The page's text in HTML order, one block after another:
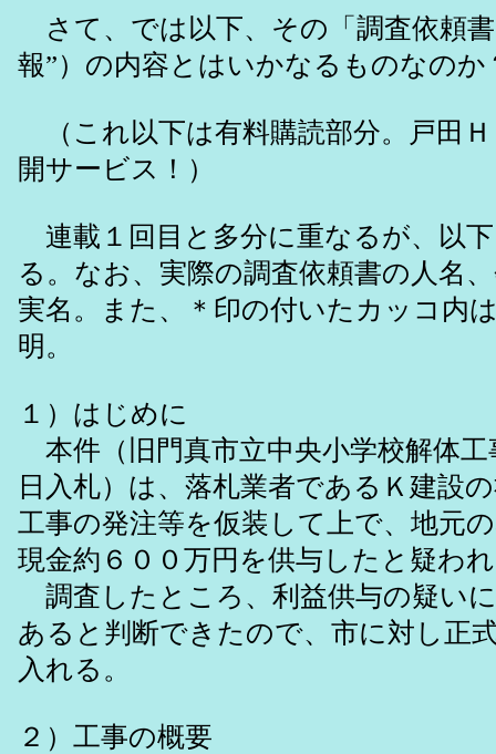
さて、では以下、その「調査依頼
報”）の内容とはいかなるものなの
（これ以下は有料購読部分。戸田
開サービス！）
連載１回目と多分に重なるが、以
る。なお、実際の調査依頼書の人名
実名。また、＊印の付いたカッコ内
明。
１）はじめに
本件（旧門真市立中央小学校解体工
日入札）は、落札業者であるＫ建設
工事の発注等を仮装して上で、地元
現金約６００万円を供与したと疑わ
調査したところ、利益供与の疑い
あると判断できたので、市に対し正
入れる。
２）工事の概要